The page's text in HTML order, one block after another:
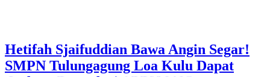
Hetifah Sjaifuddian Bawa Angin Segar!
SMPN Tulungagung Loa Kulu Dapat